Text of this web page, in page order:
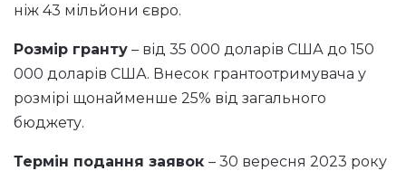
ніж 43 мільйони євро.
Розмір гранту – від 35 000 доларів США до 150
000 доларів США. Внесок грантоотримувача у
розмірі щонайменше 25% від загального
бюджету.
Термін подання заявок – 30 вересня 2023 року